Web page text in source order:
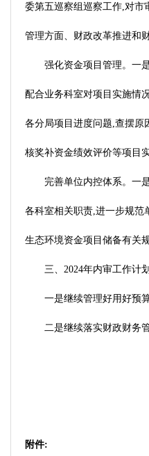
委第五巡察组巡察工作,对市
管理方面、财政改革推进和
强化资金项目管理。一
配合业务科室对项目实施情
各分局项目进度问题,查摆原
核奖补资金绩效评价等项目
完善单位内控体系。一
各科室相关职责,进一步规范
生态环境资金项目储备有关
三、2024年内审工作计划
一是继续管理好用好预
二是继续落实财政财务
附件: